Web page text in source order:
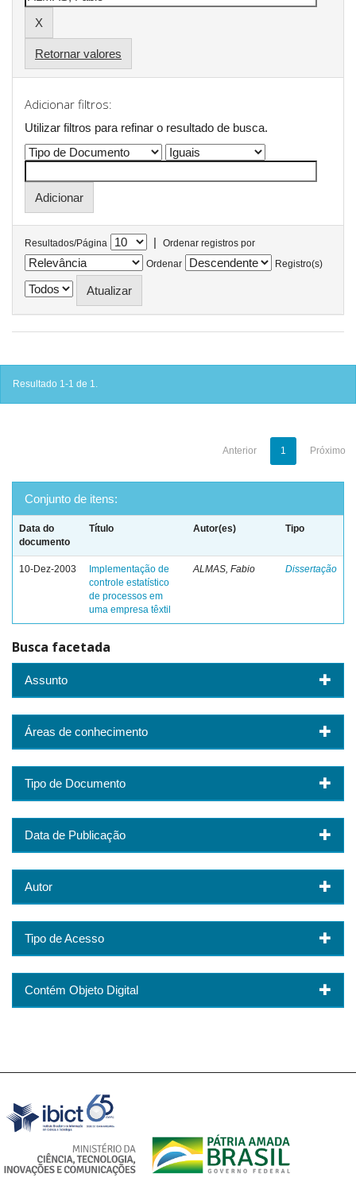
Retornar valores
Adicionar filtros:
Utilizar filtros para refinar o resultado de busca.
Resultados/Página |
Ordenar registros por
Ordenar
Registro(s)
Resultado 1-1 de 1.
Anterior 1 Próximo
Conjunto de itens:
Data do
documento
Título Autor(es) Tipo
10-Dez-2003
Implementação de
controle estatístico
de processos em
uma empresa têxtil
ALMAS, Fabio Dissertação
Busca facetada
Assunto
Áreas de conhecimento
Tipo de Documento
Data de Publicação
Autor
Tipo de Acesso
Contém Objeto Digital